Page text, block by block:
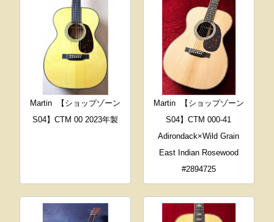
Martin
【ショップゾーン
S04】CTM 00 2023年製
Martin
【ショップゾーン
S04】CTM 000-41
Adirondack×Wild Grain
East Indian Rosewood
#2894725